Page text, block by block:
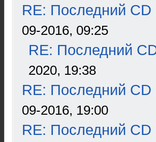
RE: Последний CD
09-2016, 09:25
RE: Последний
2020, 19:38
RE: Последний CD
09-2016, 19:00
RE: Последний CD